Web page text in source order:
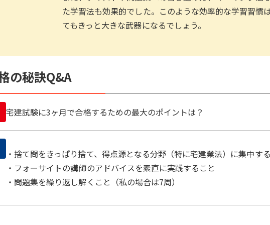
た学習法も効果的でした。このような効率的な学習習慣
てもきっと大きな武器になるでしょう。
の秘訣Q&A
宅建試験に3ヶ月で合格するための最大のポイントは？
・捨て問をきっぱり捨て、得点源となる分野（特に宅建業法）に集中す
・フォーサイトの講師のアドバイスを素直に実践すること
・問題集を繰り返し解くこと（私の場合は7周）